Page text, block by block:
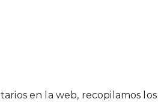
en la web, recopilamos